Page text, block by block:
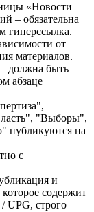
«Новости
– обязательна
гиперссылка.
от
материалов.
должна быть
абзаце
"Выборы",
публикуются на
с
и
содержит
UPG, строго